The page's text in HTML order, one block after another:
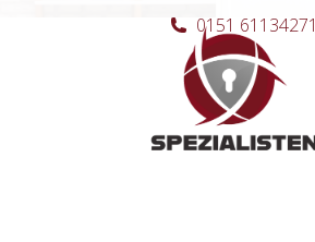
Hauptnavigation
0151 61134271